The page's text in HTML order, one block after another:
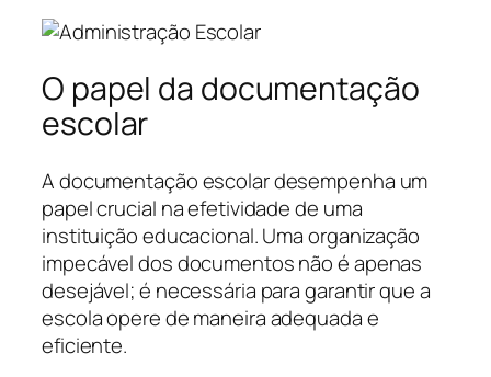
O papel da documentação
escolar
A documentação escolar desempenha um
papel crucial na efetividade de uma
instituição educacional. Uma organização
impecável dos documentos não é apenas
desejável; é necessária para garantir que a
escola opere de maneira adequada e
eficiente.